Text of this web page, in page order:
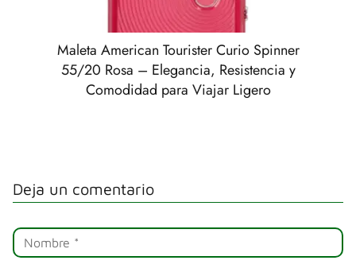
Maleta American Tourister Curio Spinner
55/20 Rosa – Elegancia, Resistencia y
Comodidad para Viajar Ligero
Deja un comentario